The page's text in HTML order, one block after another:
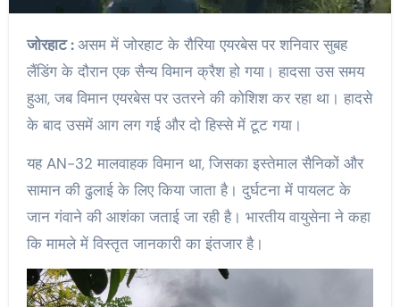
जोरहाट :असम में जोरहाट के रौरिया एयरबेस पर शनिवार सुबह
लैंडिंग के दौरान एक सैन्य विमान क्रैश हो गया। हादसा उस समय
हुआ, जब विमान एयरबेस पर उतरने की कोशिश कर रहा था। हादसे
के बाद उसमें आग लग गई और दो हिस्से में टूट गया।
यह AN-32 मालवाहक विमान था, जिसका इस्तेमाल सैनिकों और
सामान की ढुलाई के लिए किया जाता है। दुर्घटना में पायलट के
जान गंवाने की आशंका जताई जा रही है। भारतीय वायुसेना ने कहा
कि मामले में विस्तृत जानकारी का इंतजार है।